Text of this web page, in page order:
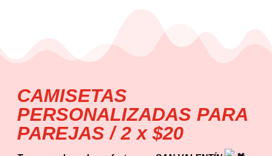
CAMISETAS
PERSONALIZADAS PARA
PAREJAS / 2 x $20